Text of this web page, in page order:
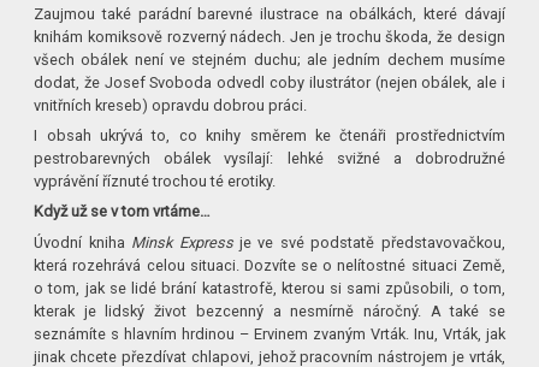
Zaujmou také parádní barevné ilustrace na obálkách, které dávají
knihám komiksově rozverný nádech. Jen je trochu škoda, že design
všech obálek není ve stejném duchu; ale jedním dechem musíme
dodat, že Josef Svoboda odvedl coby ilustrátor (nejen obálek, ale i
vnitřních kreseb) opravdu dobrou práci.
I obsah ukrývá to, co knihy směrem ke čtenáři prostřednictvím
pestrobarevných obálek vysílají: lehké svižné a dobrodružné
vyprávění říznuté trochou té erotiky.
Když už se v tom vrtáme…
Úvodní kniha Minsk Express je ve své podstatě představovačkou,
která rozehrává celou situaci. Dozvíte se o nelítostné situaci Země,
o tom, jak se lidé brání katastrofě, kterou si sami způsobili, o tom,
kterak je lidský život bezcenný a nesmírně náročný. A také se
seznámíte s hlavním hrdinou – Ervinem zvaným Vrták. Inu, Vrták, jak
jinak chcete přezdívat chlapovi, jehož pracovním nástrojem je vrták,